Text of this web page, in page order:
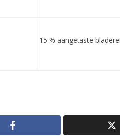
15 % aangetaste